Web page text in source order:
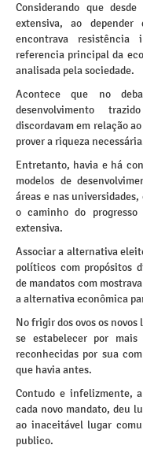
Considerando que
extensiva, ao depender
encontrava resistência
referencia principal da
analisada pela sociedade.
Acontece que no
desenvolvimento
discordavam em relação
prover a riqueza
Entretanto, havia e há
modelos de
áreas e nas
o caminho do
extensiva.
Associar a alternativa
políticos com propósitos
de mandatos com
a alternativa econômica
No frigir dos ovos os
se estabelecer por
reconhecidas por sua
que havia antes.
Contudo e infelizmente,
cada novo mandato, deu
ao inaceitável lugar
publico.